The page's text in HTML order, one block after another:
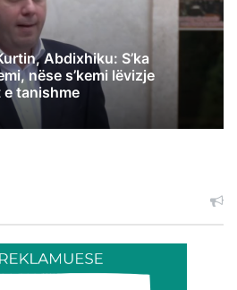
Abdixhiku: S’ka
nëse s’kemi lëvizje
tanishme